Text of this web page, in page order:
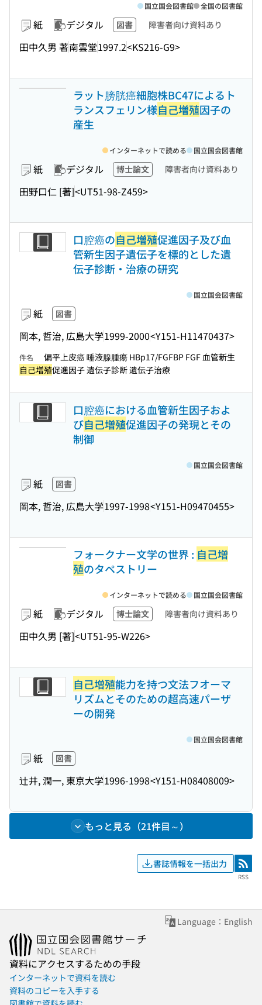
紙 デジタル 図書 障害者向け資料あり
田中久男 著南雲堂1997.2<KS216-G9>
国立国会図書館 全国の図書館
ラット膀胱癌細胞株BC47によるト
ランスフェリン様自己増殖因子の
産生
紙 デジタル 博士論文 障害者向け資料あり
田野口仁 [著]<UT51-98-Z459>
インターネットで読める 国立国会図書館
口腔癌の自己増殖促進因子及び血
管新生因子遺伝子を標的とした遺
伝子診断・治療の研究
紙 図書
岡本, 哲治, 広島大学1999-2000<Y151-H11470437>
国立国会図書館
件名
偏平上皮癌 唾液腺腫瘍 HBp17/FGFBP FGF 血管新生
自己増殖促進因子 遺伝子診断 遺伝子治療
口腔癌における血管新生因子およ
び自己増殖促進因子の発現とその
制御
紙 図書
岡本, 哲治, 広島大学1997-1998<Y151-H09470455>
国立国会図書館
フォークナー文学の世界 : 自己増
殖のタペストリー
紙 デジタル 博士論文 障害者向け資料あり
田中久男 [著]<UT51-95-W226>
インターネットで読める 国立国会図書館
自己増殖能力を持つ文法フオーマ
リズムとそのための超高速パーザ
ーの開発
紙 図書
辻井, 潤一, 東京大学1996-1998<Y151-H08408009>
国立国会図書館
もっと見る（21件目～）
書誌情報を一括出力 RSS
RSS
Language：English
資料にアクセスするための手段
インターネットで資料を読む
資料のコピーを入手する